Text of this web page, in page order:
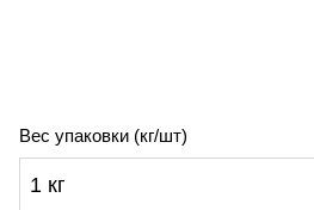
Вес упаковки (кг/шт)
1 кг